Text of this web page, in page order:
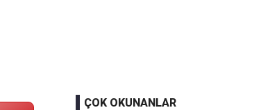
ÇOK OKUNANLAR